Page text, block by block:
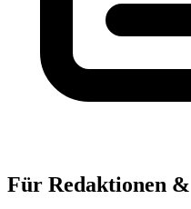
Für Redaktionen